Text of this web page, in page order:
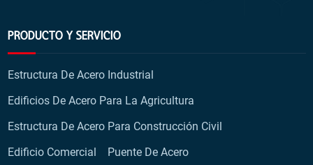
PRODUCTO Y SERVICIO
Estructura De Acero Industrial
Edificios De Acero Para La Agricultura
Estructura De Acero Para Construcción Civil
Edificio Comercial
Puente De Acero